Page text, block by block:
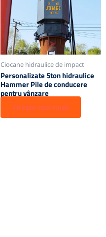
Ciocane hidraulice de impact
Personalizate 5ton hidraulice
Hammer Pile de conducere
pentru vânzare
Citește mai mult